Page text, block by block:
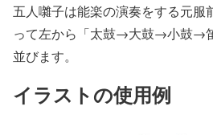
五人囃子は能楽の演奏をする元服
って左から「太鼓→大鼓→小鼓→
並びます。
イラストの使用例